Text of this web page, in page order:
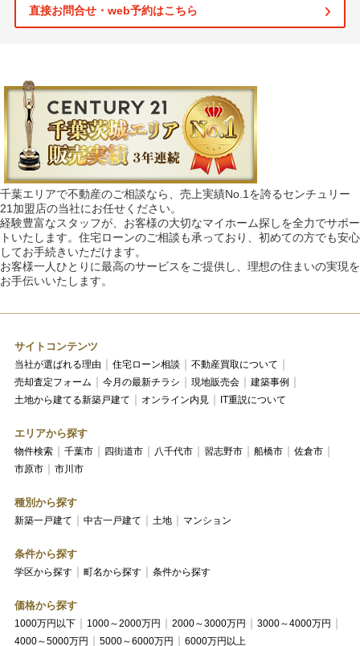
直接お問合せ・web予約はこちら
千葉エリアで不動産のご相談なら、売上実績No.1を誇るセンチュリー
21加盟店の当社にお任せください。
経験豊富なスタッフが、お客様の大切なマイホーム探しを全力でサポー
トいたします。住宅ローンのご相談も承っており、初めての方でも安心
してお手続きいただけます。
お客様一人ひとりに最高のサービスをご提供し、理想の住まいの実現を
お手伝いいたします。
サイトコンテンツ
当社が選ばれる理由 住宅ローン相談
不動産買取について
売却査定フォーム
今月の最新チラシ 現地販売会
建築事例
土地から建てる新築戸建て
オンライン内見 IT重説について
エリアから探す
物件検索 千葉市 四街道市 八千代市 習志野市 船橋市
佐倉市
市原市
市川市
種別から探す
新築一戸建て 中古一戸建て 土地 マンション
条件から探す
学区から探す 町名から探す 条件から探す
価格から探す
1000万円以下 1000～2000万円 2000～3000万円
3000～4000万円
4000～5000万円
5000～6000万円 6000万円以上